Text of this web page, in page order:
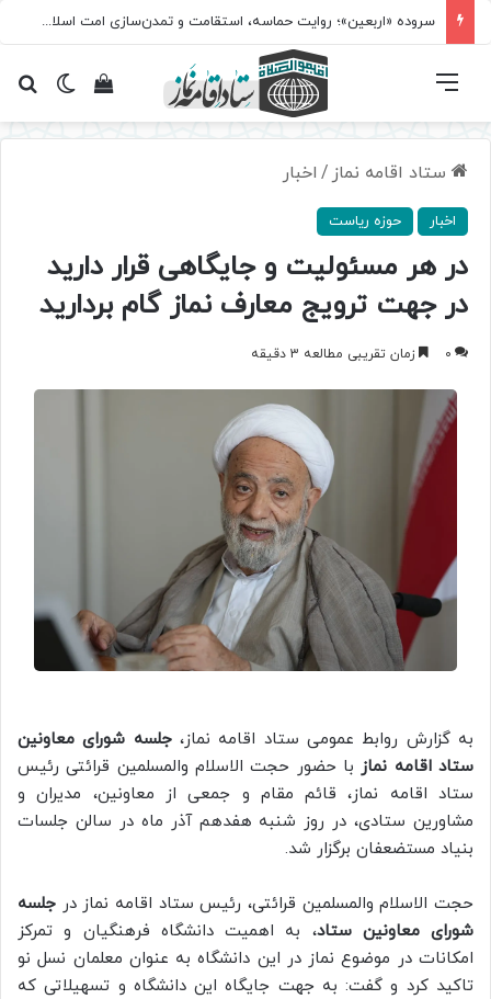
سروده‌ «اربعین»؛ روایت حماسه، استقامت و تمدن‌سازی امت اسلامی
تغییرمشاهده فهرست
ستاد اقامه نماز / اخبار
اخبار حوزه ریاست
در هر مسئولیت و جايگاهی قرار دارید
در جهت ترویج معارف نماز گام بردارید
0 زمان تقریبی مطالعه 3 دقیقه
به گزارش روابط عمومی ستاد اقامه نماز،جلسه شورای معاونین
ستاد اقامه نماز با حضور حجت الاسلام والمسلمین قرائتی رئیس
ستاد اقامه نماز، قائم مقام و جمعی از معاونین، مدیران و
مشاورین ستادی، در روز شنبه هفدهم آذر ماه در سالن جلسات
بنیاد مستضعفان برگزار شد.
حجت الاسلام والمسلمین قرائتی، رئیس ستاد اقامه نماز در جلسه
شورای معاونین ستاد، به اهمیت دانشگاه فرهنگیان و تمرکز
امکانات در موضوع نماز در این دانشگاه به عنوان معلمان نسل نو
تاکید کرد و گفت: به جهت جایگاه این دانشگاه و تسهیلاتی که